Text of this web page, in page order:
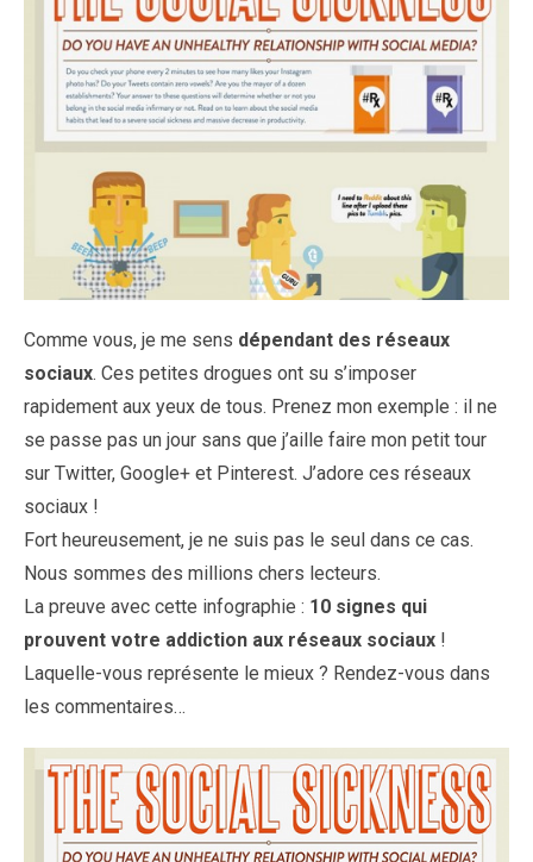
Comme vous, je me sens dépendant des réseaux
sociaux. Ces petites drogues ont su s’imposer
rapidement aux yeux de tous. Prenez mon exemple : il ne
se passe pas un jour sans que j’aille faire mon petit tour
sur Twitter, Google+ et Pinterest. J’adore ces réseaux
sociaux !
Fort heureusement, je ne suis pas le seul dans ce cas.
Nous sommes des millions chers lecteurs.
La preuve avec cette infographie : 10 signes qui
prouvent votre addiction aux réseaux sociaux !
Laquelle-vous représente le mieux ? Rendez-vous dans
les commentaires…